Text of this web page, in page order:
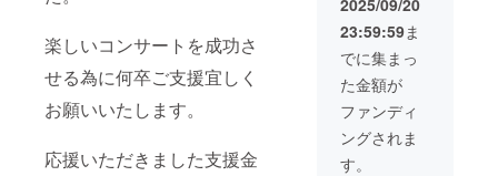
楽しいコンサートを成功さ
せる為に何卒ご支援宜しく
お願いいたします。
応援いただきました支援金
以前
【あし
ながお
じさん
枠】を
作って
欲しい
とリク
受ける
ことも
可能で
す。 ※
会場費
用や飲
食代な
どは別
23:59:59ま
でに集まっ
た金額が
ファンディ
ングされま
す。